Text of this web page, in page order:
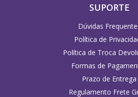
SUPORTE
Dúvidas
Política de
Política de Troca
Formas de
Prazo de Entrega
Regulamento Frete